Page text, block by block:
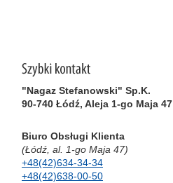
"Nagaz Stefanowski" Sp.K.
90-740 Łódź, Aleja 1-go Maja 47
Biuro Obsługi Klienta
(Łódź, al. 1-go Maja 47)
+48(42)634-34-34
+48(42)638-00-50